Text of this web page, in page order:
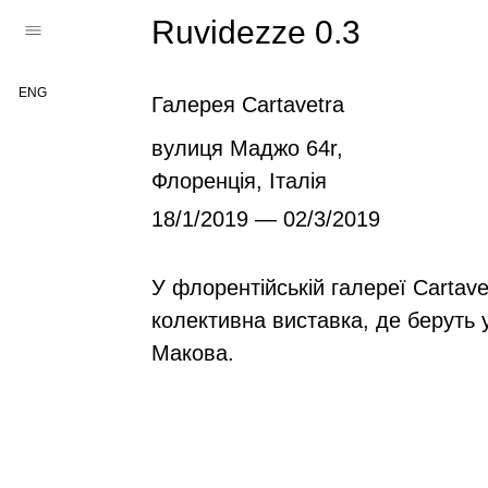
Ruvidezze 0.3
ENG
Галерея Cartavetra
вулиця Маджо 64r,
Флоренція, Італія
18/1/2019 — 02/3/2019
У флорентійській галереї
колективна виставка, де беруть
Макова.